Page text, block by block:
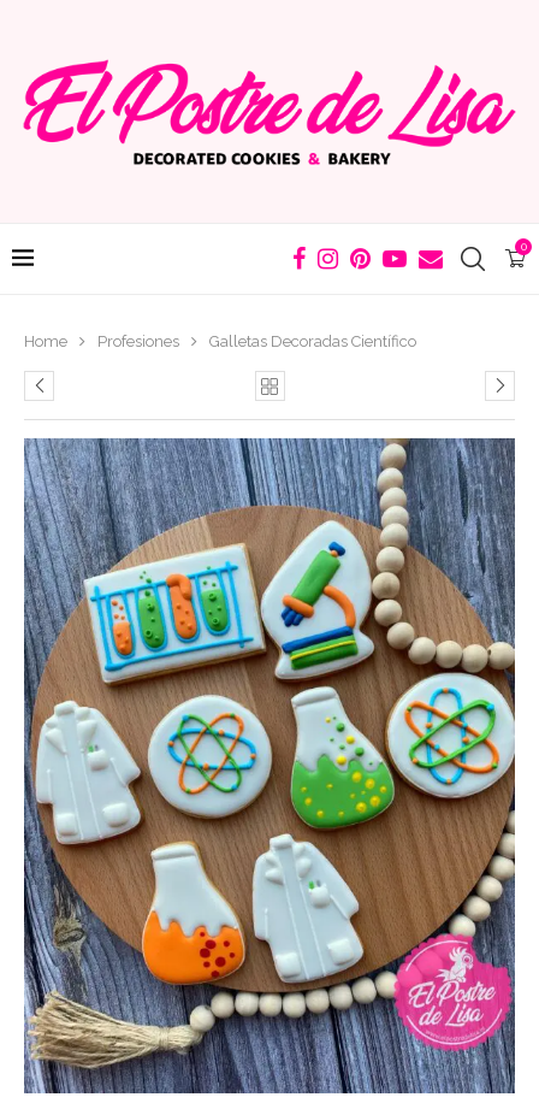
0
Home Profesiones Galletas Decoradas Científico